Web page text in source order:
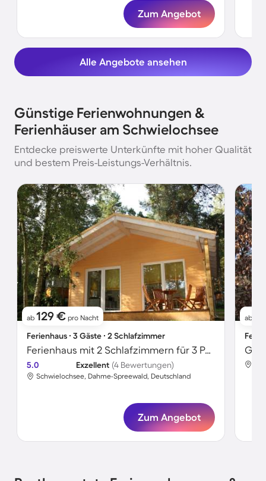
Zum Angebot
Alle Angebote ansehen
Günstige Ferienwohnungen &
Ferienhäuser am Schwielochsee
Entdecke preiswerte Unterkünfte mit hoher Qualität
und bestem Preis-Leistungs-Verhältnis.
ab 129 € pro Nacht
Ferienhaus ∙ 3 Gäste ∙ 2 Schlafzimmer
Ferienhaus mit 2 Schlafzimmern für 3 Personen
5.0 Exzellent (4 Bewertungen)
Schwielochsee, Dahme-Spreewald, Deutschland
Zum Angebot
ab